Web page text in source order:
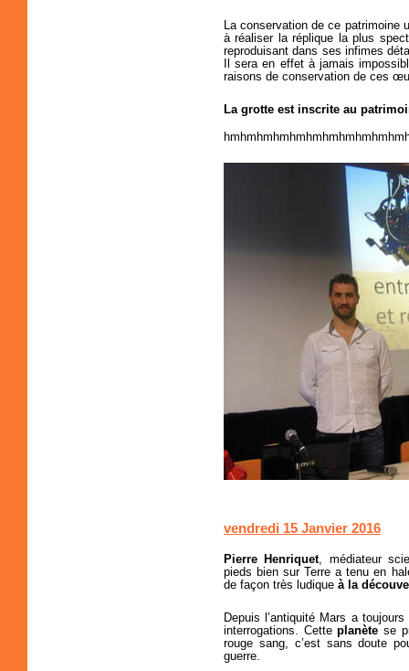
La conservation de ce patrimoine
à réaliser la réplique la plus
reproduisant dans ses infimes
Il sera en effet à jamais
raisons de conservation de ces
La grotte est inscrite au
vendredi 15 Janvier 2016
Pierre Henriquet, médiateur
pieds bien sur Terre a tenu en
de façon très ludique à la
Depuis l’antiquité Mars a
interrogations. Cetteplanète se
rouge sang, c’est sans doute
guerre.